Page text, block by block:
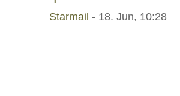
Starmail - 18. Jun, 10:28